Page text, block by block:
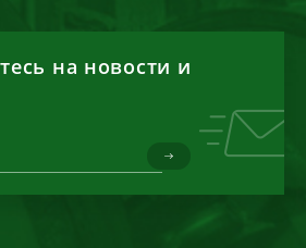
на новости и